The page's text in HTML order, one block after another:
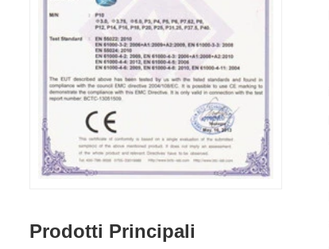
Prodotti Principali